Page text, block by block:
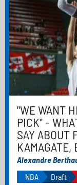
"WE WANT
PICK" -
SAY ABOUT
KAMAGATE,
Alexandre
NBA
Draft